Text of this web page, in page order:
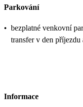
Parkování
• bezplatné venkovní
transfer v den příjezdu
Informace